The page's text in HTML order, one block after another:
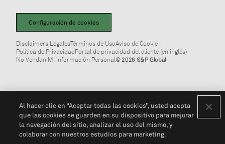
Configuración de cookies
Disclaimers LegalesTérminos de UsoAviso de Cookie
Política de PrivacidadPortal de privacidad del cliente (en inglés)
No Vendan Mi Información Personal© 2026 S&P Global
Al hacer clic en “Aceptar todas las cookies”, usted acepta
que las cookies se guarden en su dispositivo para mejorar
la navegación del sitio, analizar el uso del mismo, y
colaborar con nuestros estudios para marketing.